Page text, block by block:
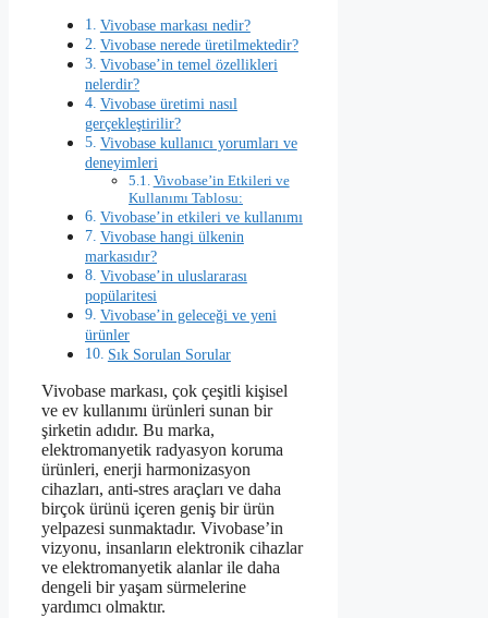
Vivobase markası nedir?
Vivobase nerede üretilmektedir?
Vivobase’in temel özellikleri
nelerdir?
Vivobase üretimi nasıl
gerçekleştirilir?
Vivobase kullanıcı yorumları ve
deneyimleri
Vivobase’in Etkileri ve
Kullanımı Tablosu:
Vivobase’in etkileri ve kullanımı
Vivobase hangi ülkenin
markasıdır?
Vivobase’in uluslararası
popülaritesi
Vivobase’in geleceği ve yeni
ürünler
Sık Sorulan Sorular
Vivobase markası, çok çeşitli kişisel
ve ev kullanımı ürünleri sunan bir
şirketin adıdır. Bu marka,
elektromanyetik radyasyon koruma
ürünleri, enerji harmonizasyon
cihazları, anti-stres araçları ve daha
birçok ürünü içeren geniş bir ürün
yelpazesi sunmaktadır. Vivobase’in
vizyonu, insanların elektronik cihazlar
ve elektromanyetik alanlar ile daha
dengeli bir yaşam sürmelerine
yardımcı olmaktır.